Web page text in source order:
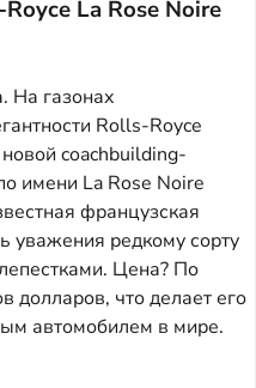
La Rose Noire
На газонах
Rolls-Royce
coachbuilding-
имени La Rose Noire
французская
редкому сорту
Цена? По
долларов, что делает его
автомобилем в мире.